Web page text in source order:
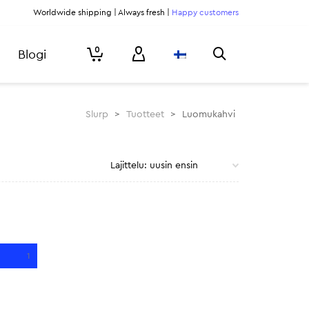
Worldwide shipping | Always fresh | Happy customers
Blogi 0
Slurp > Tuotteet > Luomukahvi
1